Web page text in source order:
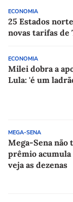
ECONOMIA
25 Estados
novas tarifas de
ECONOMIA
Milei dobra a
Lula: 'é um
MEGA-SENA
Mega-Sena não
prêmio acumula
veja as dezenas